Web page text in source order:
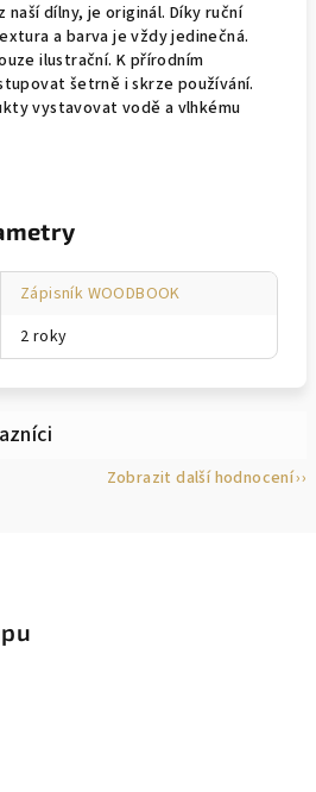
dílny, je originál. Díky ruční
a barva je vždy jedinečná.
ilustrační. K přírodním
šetrně i skrze používání.
vystavovat vodě a vlhkému
Zápisník WOODBOOK
2 roky
Zobrazit další hodnocení